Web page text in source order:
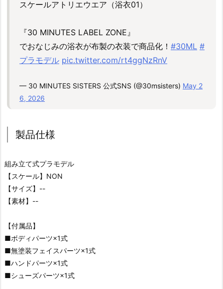
スケールアトリエウエア（浴衣01）
『30 MINUTES LABEL ZONE』
でおなじみの浴衣が布製の衣装で商品化！ #30ML #
プラモデル pic.twitter.com/rt4ggNzRnV
— 30 MINUTES SISTERS 公式SNS (@30msisters) May 2
6, 2026
製品仕様
組み立て式プラモデル
【スケール】NON
【サイズ】--
【素材】--
【付属品】
■ボディパーツ×1式
■無塗装フェイスパーツ×1式
■ハンドパーツ×1式
■シューズパーツ×1式